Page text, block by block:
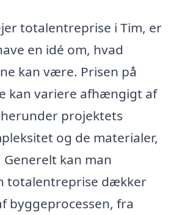
totalentreprise i Tim, er
en idé om, hvad
kan være. Prisen på
kan variere afhængigt af
projektets
og de materialer,
kan man
totalentreprise dækker
byggeprocessen, fra